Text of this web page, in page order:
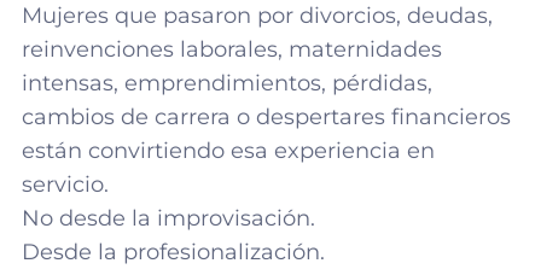
Mujeres que pasaron por divorcios, deudas,
reinvenciones laborales, maternidades
intensas, emprendimientos, pérdidas,
cambios de carrera o despertares financieros
están convirtiendo esa experiencia en
servicio.
No desde la improvisación.
Desde la profesionalización.